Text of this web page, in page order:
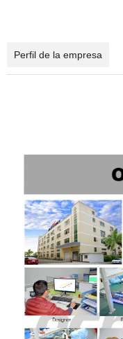
Perfil de la empresa